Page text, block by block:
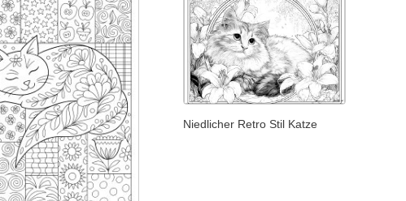
Niedlicher Retro Stil Katze